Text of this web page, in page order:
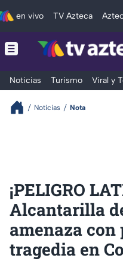
en vivo TV Azteca
Noticias Turismo Viral y
Noticias Nota
¡PELIGRO
Alcantarilla
amenaza
tragedia en